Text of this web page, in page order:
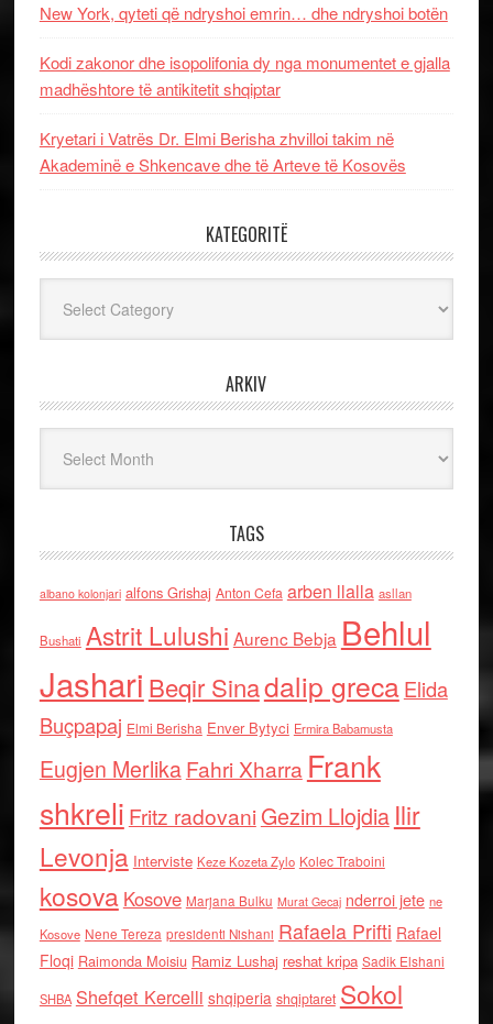
New York, qyteti që ndryshoi emrin… dhe ndryshoi botën
Kodi zakonor dhe isopolifonia dy nga monumentet e gjalla
madhështore të antikitetit shqiptar
Kryetari i Vatrës Dr. Elmi Berisha zhvilloi takim në
Akademinë e Shkencave dhe të Arteve të Kosovës
KATEGORITË
ARKIV
TAGS
albano kolonjari alfons Grishaj Anton Cefa arben llalla asllan
Bushati Astrit Lulushi Aurenc Bebja Behlul
Jashari Beqir Sinadalip grecaElida
Buçpapaj Elmi Berisha Enver Bytyci Ermira Babamusta
Eugjen MerlikaFahri Xharra Frank
shkreli Fritz radovaniGezim Llojdia Ilir
Levonja Interviste Keze Kozeta Zylo Kolec Traboini
kosova Kosove Marjana Bulku Murat Gecaj nderroi jete ne
Kosove Nene Tereza presidenti Nishani Rafaela Prifti Rafael
Floqi Raimonda Moisiu Ramiz Lushaj reshat kripa Sadik Elshani
SHBA Shefqet Kercelli shqiperia shqiptaret Sokol